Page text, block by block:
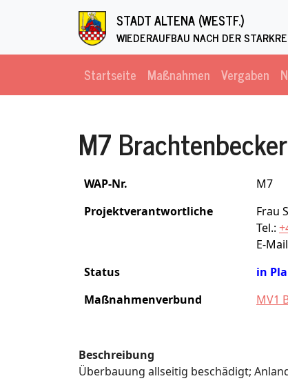
Direkt zum Inhalt
STADT ALTENA (WESTF.)
WIEDERAUFBAU NACH DER
Startseite Maßnahmen Vergaben
M7
WAP-Nr.
M7
Projektverantwortliche
Frau
Tel.:
E-
Status
in
Maßnahmenverbund
MV1
Beschreibung
Überbauung allseitig beschädigt;